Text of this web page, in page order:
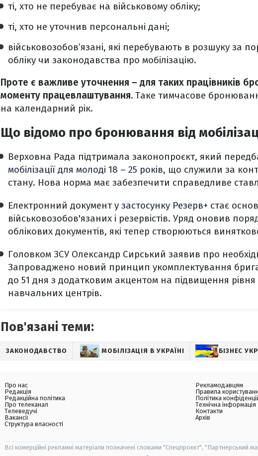
ті, хто не перебуває на військовому обліку;
ті, хто не уточнив персональні дані;
військовозобов’язані, які перебувають в розшуку за
обліку чи законодавства про мобілізацію.
Проте є важливе уточнення – для таких працівників
моменту працевлаштування. Таке тимчасове
на календарний рік.
Що відомо про бронювання від
Верховна Рада підтримала законопроєкт, який
мобілізації для молоді 18 – 25 років, що служили за
стану. Нова норма має забезпечити справедливе
Електронний документ у застосунку Резерв+ стає
військовозобов'язаних і резервістів. Уряд оновив
облікових документів, які тепер створюються
Головком ЗСУ Олександр Сирський заявив про
Запроваджено новий принцип укомплектування
до 51 дня з додатковим акцентом на підвищення рівня
навчальних центрів.
Пов'язані теми:
ЗАКОНОДАВСТВО МОБІЛІЗАЦІЯ В УКРАЇНІ БІЗНЕС
Про нас
Редакція
Редакційна політика
Про телеканал
Телеведучі
Вакансії
Структура власності
Рекламодавцям
Правила
Політика
Технічна інформація
Контакти
Архів
Всі комерційні рекламні матеріали позначені словами "Спецпроєкт", "Партнерський